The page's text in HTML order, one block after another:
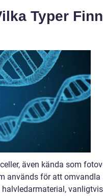
Typer
även kända som
används för att omvandla